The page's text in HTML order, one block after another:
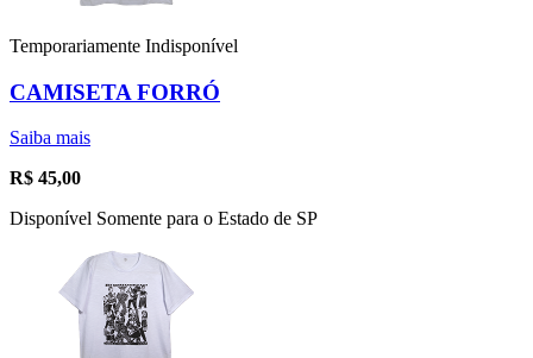
Temporariamente Indisponível
CAMISETA FORRÓ
Saiba mais
R$ 45,00
Disponível Somente para o Estado de SP